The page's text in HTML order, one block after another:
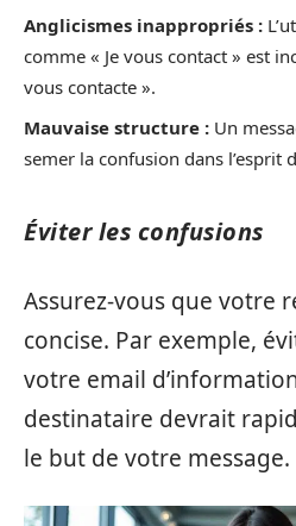
Anglicismes inappropriés :
comme « Je vous contact » est
vous contacte ».
Mauvaise structure : Un
semer la confusion dans l’esprit
Éviter les confusions
Assurez-vous que votre
concise. Par exemple,
votre email
destinataire devrait
le but de votre message.